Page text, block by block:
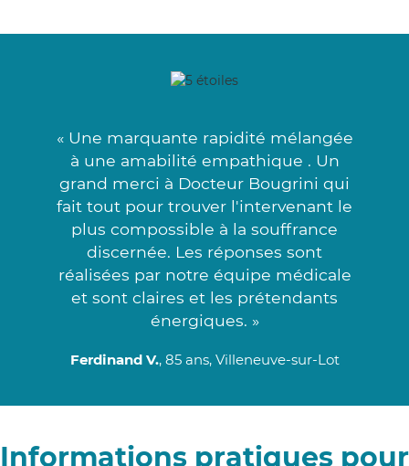
« Une marquante rapidité mélangée
à une amabilité empathique . Un
grand merci à Docteur Bougrini qui
fait tout pour trouver l'intervenant le
plus compossible à la souffrance
discernée. Les réponses sont
réalisées par notre équipe médicale
et sont claires et les prétendants
énergiques. »
Ferdinand V., 85 ans, Villeneuve-sur-Lot
Informations pratiques pour